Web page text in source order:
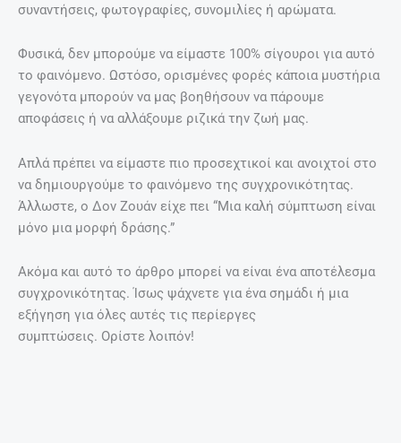
συναντήσεις, φωτογραφίες, συνομιλίες ή αρώματα.
Φυσικά, δεν μπορούμε να είμαστε 100% σίγουροι για αυτό
το φαινόμενο. Ωστόσο, ορισμένες φορές κάποια μυστήρια
γεγονότα μπορούν να μας βοηθήσουν να πάρουμε
αποφάσεις ή να αλλάξουμε ριζικά την ζωή μας.
Απλά πρέπει να είμαστε πιο προσεχτικοί και ανοιχτοί στο
να δημιουργούμε το φαινόμενο της συγχρονικότητας.
Άλλωστε, ο Δον Ζουάν είχε πει “Μια καλή σύμπτωση είναι
μόνο μια μορφή δράσης.”
Ακόμα και αυτό το άρθρο μπορεί να είναι ένα αποτέλεσμα
συγχρονικότητας. Ίσως ψάχνετε για ένα σημάδι ή μια
εξήγηση για όλες αυτές τις περίεργες
συμπτώσεις. Ορίστε λοιπόν!